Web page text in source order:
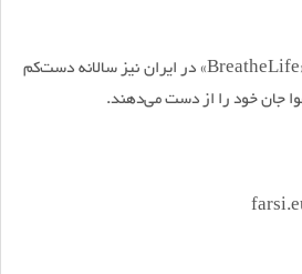
بنا بر گزارش‌ کمپین جهانی «BreatheLife» در ایران نیز سالانه دست‌کم